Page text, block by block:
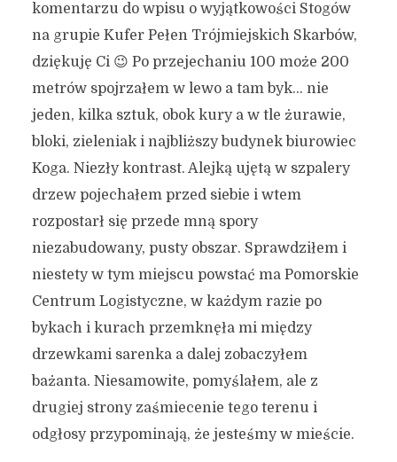
komentarzu do wpisu o wyjątkowości Stogów
na grupie Kufer Pełen Trójmiejskich Skarbów,
dziękuję Ci 😉 Po przejechaniu 100 może 200
metrów spojrzałem w lewo a tam byk… nie
jeden, kilka sztuk, obok kury a w tle żurawie,
bloki, zieleniak i najbliższy budynek biurowiec
Koga. Niezły kontrast. Alejką ujętą w szpalery
drzew pojechałem przed siebie i wtem
rozpostarł się przede mną spory
niezabudowany, pusty obszar. Sprawdziłem i
niestety w tym miejscu powstać ma Pomorskie
Centrum Logistyczne, w każdym razie po
bykach i kurach przemknęła mi między
drzewkami sarenka a dalej zobaczyłem
bażanta. Niesamowite, pomyślałem, ale z
drugiej strony zaśmiecenie tego terenu i
odgłosy przypominają, że jesteśmy w mieście.